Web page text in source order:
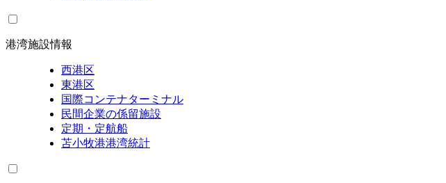
港湾施設情報
西港区
東港区
国際コンテナターミナル
民間企業の係留施設
定期・定航船
苫小牧港港湾統計